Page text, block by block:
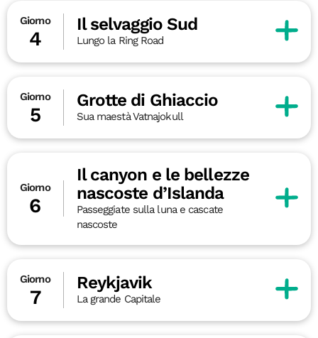
Giorno
4
Il selvaggio Sud
Lungo la Ring Road
Giorno
5
Grotte di Ghiaccio
Sua maestà Vatnajokull
Giorno
6
Il canyon e le bellezze
nascoste d’Islanda
Passeggiate sulla luna e cascate
nascoste
Giorno
7
Reykjavik
La grande Capitale